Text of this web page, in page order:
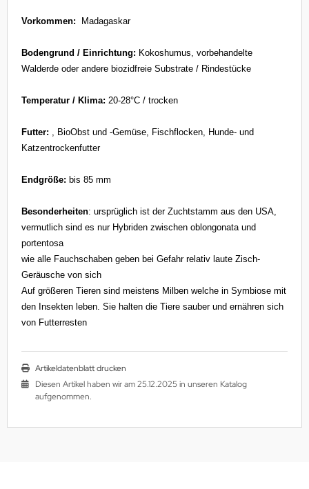
Vorkommen: Madagaskar
Bodengrund / Einrichtung: Kokoshumus, vorbehandelte
Walderde oder andere biozidfreie Substrate / Rindestücke
Temperatur / Klima: 20-28°C / trocken
Futter: , BioObst und -Gemüse, Fischflocken, Hunde- und
Katzentrockenfutter
Endgröße: bis 85 mm
Besonderheiten: ursprüglich ist der Zuchtstamm aus den USA,
vermutlich sind es nur Hybriden zwischen oblongonata und
portentosa
wie alle Fauchschaben geben bei Gefahr relativ laute Zisch-
Geräusche von sich
Auf größeren Tieren sind meistens Milben welche in Symbiose mit
den Insekten leben. Sie halten die Tiere sauber und ernähren sich
von Futterresten
Artikeldatenblatt drucken
Diesen Artikel haben wir am 25.12.2025 in unseren Katalog
aufgenommen.